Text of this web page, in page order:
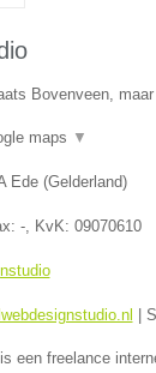
Bovenveen,
maps ▼
Ede(Gelderland)
-, KvK: 09070610
een freelance